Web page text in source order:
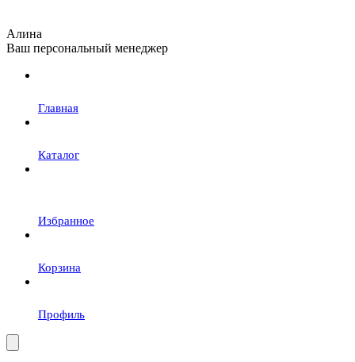
Алина
Ваш персональный менеджер
Главная
Каталог
Избранное
Корзина
Профиль